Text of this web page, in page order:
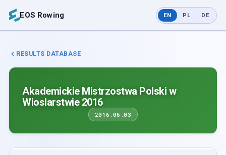
EOS Rowing EN PL DE
RESULTS DATABASE
Akademickie Mistrzostwa Polski w
Wioslarstwie 2016
2016.06.03